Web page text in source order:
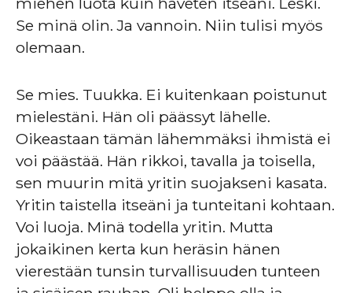
Se minä olin. Ja vannoin. Niin tulisi myös
olemaan.
Se mies. Tuukka. Ei kuitenkaan poistunut
mielestäni. Hän oli päässyt lähelle.
Oikeastaan tämän lähemmäksi ihmistä ei
voi päästää. Hän rikkoi, tavalla ja toisella,
sen muurin mitä yritin suojakseni kasata.
Yritin taistella itseäni ja tunteitani kohtaan.
Voi luoja. Minä todella yritin. Mutta
jokaikinen kerta kun heräsin hänen
vierestään tunsin turvallisuuden tunteen